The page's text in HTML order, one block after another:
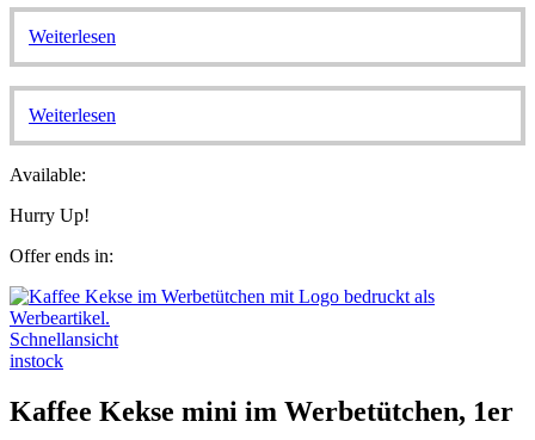
Weiterlesen
Weiterlesen
Available:
Hurry Up!
Offer ends in:
Schnellansicht
instock
Kaffee Kekse mini im Werbetütchen, 1er